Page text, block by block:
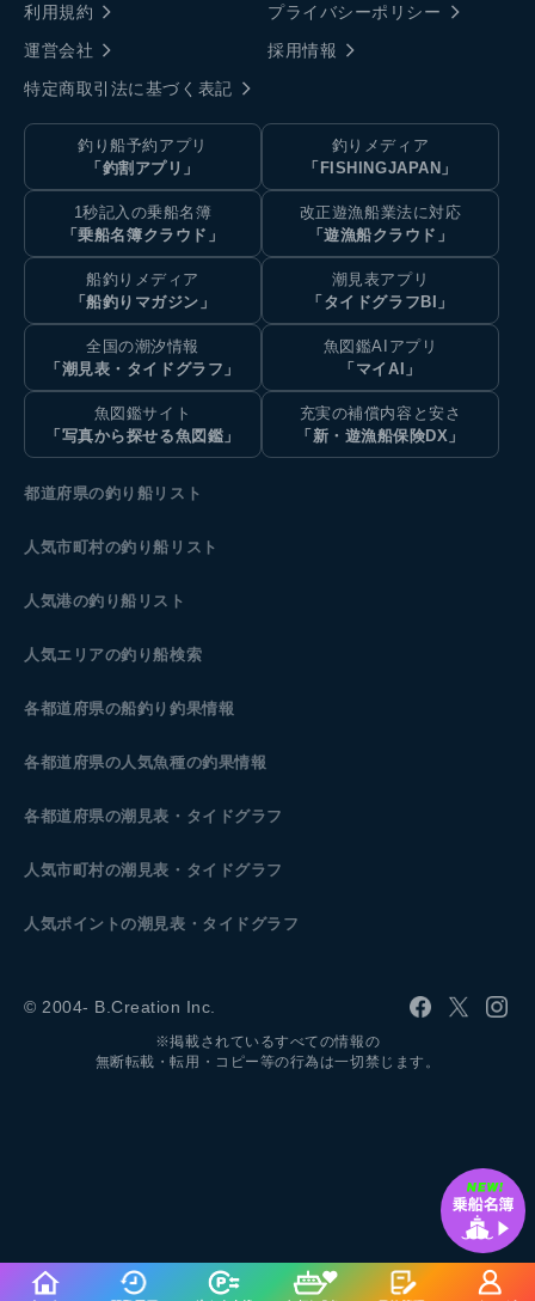
利用規約
プライバシーポリシー
運営会社
採用情報
特定商取引法に基づく表記
釣り船予約アプリ
「釣割アプリ」
釣りメディア
「FISHINGJAPAN」
1秒記入の乗船名簿
「乗船名簿クラウド」
改正遊漁船業法に対応
「遊漁船クラウド」
船釣りメディア
「船釣りマガジン」
潮見表アプリ
「タイドグラフBI」
全国の潮汐情報
「潮見表・タイドグラフ」
魚図鑑AIアプリ
「マイAI」
魚図鑑サイト
「写真から探せる魚図鑑」
充実の補償内容と安さ
「新・遊漁船保険DX」
都道府県の釣り船リスト
人気市町村の釣り船リスト
人気港の釣り船リスト
人気エリアの釣り船検索
各都道府県の船釣り釣果情報
各都道府県の人気魚種の釣果情報
各都道府県の潮見表 ・タイドグラフ
人気市町村の潮見表・タイドグラフ
人気ポイントの潮見表・タイドグラフ
© 2004- B.Creation Inc.
※掲載されているすべての情報の
無断転載・転用・コピー等の行為は一切禁じます。